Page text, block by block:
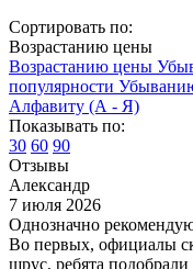
Сортировать по:
Возрастанию цены
Возрастанию цены
популярности
Алфавиту (А - Я)
Показывать по:
30 60 90
Отзывы
Александр
7 июля 2026
Однозначно
Во первых, официалы
шрус, ребята